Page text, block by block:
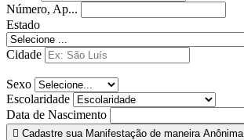
Número, Ap...
Estado
Cidade
Sexo
Escolaridade
Data de Nascimento
Cadastre sua Manifestação de maneira Anônima